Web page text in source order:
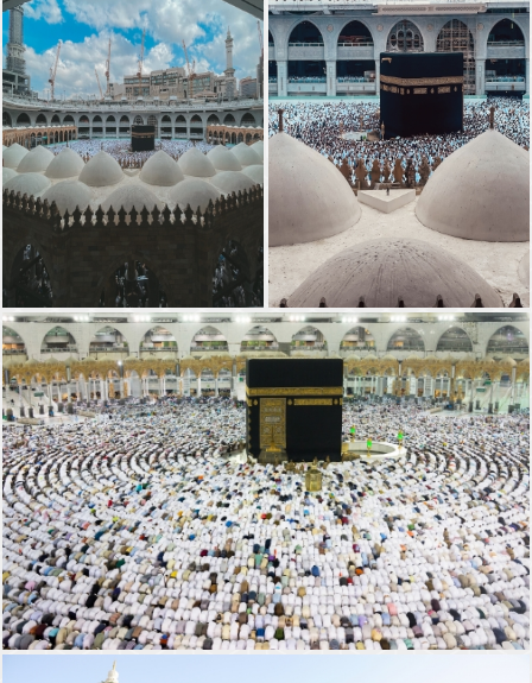
حجاج بيت الله
من طاف بالكعبة، عرف
معنى الرجوع إلى الله
حجّت القلوب قبل الأجساد،
تشهق شوقًا لثرى البيت
الحرام